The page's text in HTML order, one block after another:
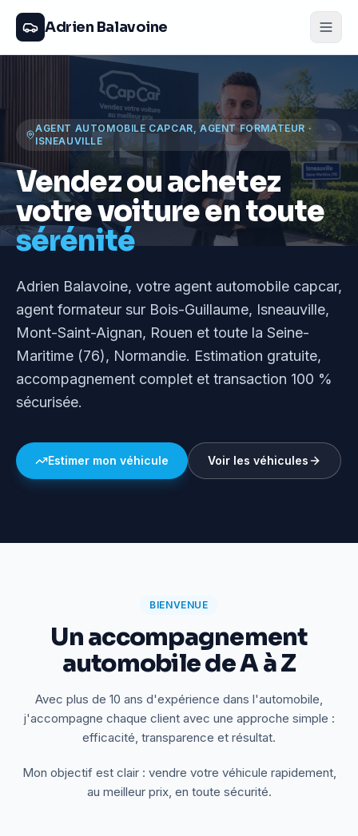
Adrien Balavoine
AGENT AUTOMOBILE CAPCAR, AGENT FORMATEUR ·
ISNEAUVILLE
Vendez ou achetez
votre voiture en toute
sérénité
Adrien Balavoine, votre agent automobile capcar,
agent formateur sur Bois-Guillaume, Isneauville,
Mont-Saint-Aignan, Rouen et toute la Seine-
Maritime (76), Normandie. Estimation gratuite,
accompagnement complet et transaction 100 %
sécurisée.
Estimer mon véhicule Voir les véhicules
BIENVENUE
Un accompagnement
automobile de A à Z
Avec plus de 10 ans d'expérience dans l'automobile,
j'accompagne chaque client avec une approche simple :
efficacité, transparence et résultat.
Mon objectif est clair : vendre votre véhicule rapidement,
au meilleur prix, en toute sécurité.